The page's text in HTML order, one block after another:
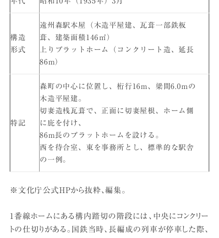
構造
形式
遠州森駅本屋（木造平屋建、瓦葺一部鉄板
葺、建築面積146㎡）
上りプラットホーム（コンクリート造、延長
86m）
特記
森町の中心に位置し、桁行16m、梁間6.0mの
木造平屋建。
切妻造桟瓦葺で、正面に切妻屋根、ホーム側
に庇を付け、
86m長のプラットホームを設ける。
西を待合室、東を事務所とし、標準的な駅舎
の一例。
※文化庁公式HPから抜粋、編集。
1番線ホームにある構内踏切の階段には、中央にコンクリー
トの仕切りがある。国鉄当時、長編成の列車が停車した際、